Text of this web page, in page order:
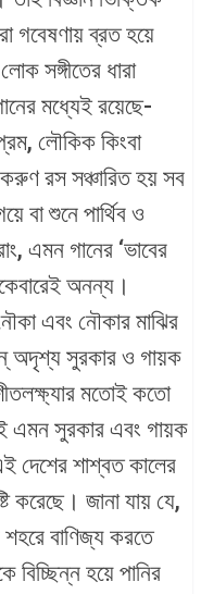
গবেষণায় ব্রত হয়ে
সঙ্গীতের ধারা
মধ্যেই রয়েছে-
লৌকিক কিংবা
রস সঞ্চারিত হয় সব
বা শুনে পার্থিব ও
এমন গানের ‘ভাবের
অনন্য।
এবং নৌকার মাঝির
অদৃশ্য সুরকার ও গায়ক
মতোই কতো
এমন সুরকার এবং গায়ক
দেশের শাশ্বত কালের
করেছে। জানা যায় যে,
শহরে বাণিজ্য করতে
বিচ্ছিন্ন হয়ে পানির